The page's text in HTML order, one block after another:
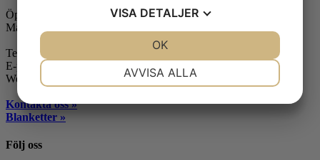
Öppettider:
Måndag-fredag: 07.30-16.00
Telefon: 031-65 64 70
E-post:info@safecontrol.se
Webbshop:
safecontrol.nu
Kontakta oss »
Blanketter »
Följ oss
VISA DETALJER
MARKNADSFÖRING
AVVISA ALLA
OK